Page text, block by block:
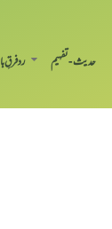
حدیث-تفہیم رد فرقِ